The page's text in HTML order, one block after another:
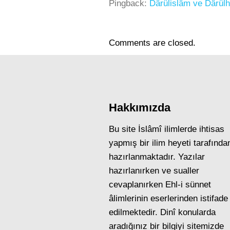
Pingback: Dârülislâm ve
Comments are closed.
Hakkımızda
Bu site İslâmî ilimlerde ihtisas
yapmış bir ilim heyeti
hazırlanmaktadır. Yazılar
hazırlanırken ve sualler
cevaplanırken Ehl-i sünnet
âlimlerinin eserlerinden istifade
edilmektedir. Dinî konularda
aradığınız bir bilgiyi sitemizde